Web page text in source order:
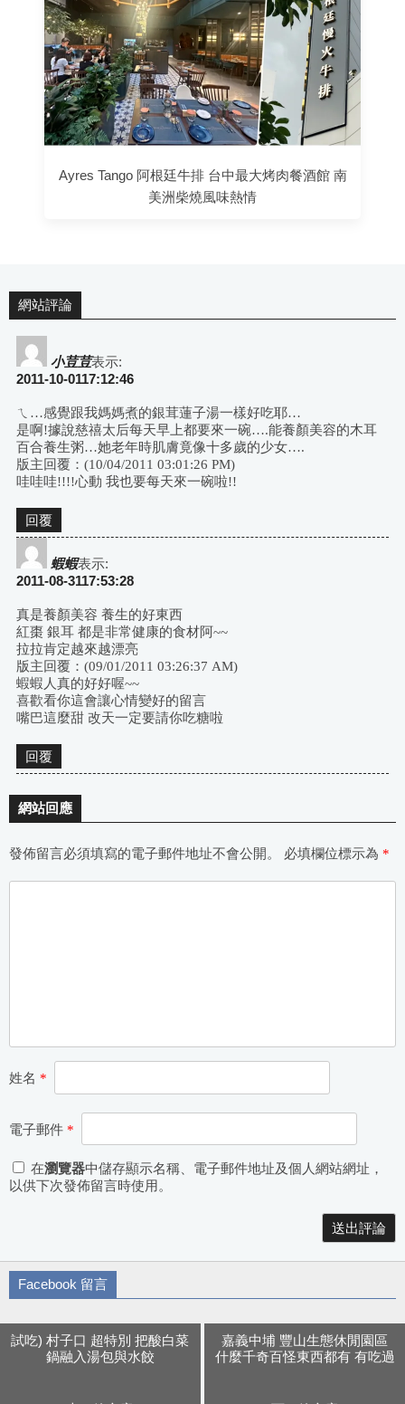
Ayres Tango 阿根廷牛排 台中最大烤肉餐酒館 南
美洲柴燒風味熱情
網站評論
小荳荳表示:
2011-10-0117:12:46
ㄟ…感覺跟我媽媽煮的銀茸蓮子湯一樣好吃耶…
是啊!據說慈禧太后每天早上都要來一碗….能養顏美容的木耳
百合養生粥…她老年時肌膚竟像十多歲的少女….
版主回覆：(10/04/2011 03:01:26 PM)
哇哇哇!!!!心動 我也要每天來一碗啦!!
回覆
蝦蝦表示:
2011-08-3117:53:28
真是養顏美容 養生的好東西
紅棗 銀耳 都是非常健康的食材阿~~
拉拉肯定越來越漂亮
版主回覆：(09/01/2011 03:26:37 AM)
蝦蝦人真的好好喔~~
喜歡看你這會讓心情變好的留言
嘴巴這麼甜 改天一定要請你吃糖啦
回覆
網站回應
發佈留言必須填寫的電子郵件地址不會公開。 必填欄位標示為 *
姓名 *
電子郵件 *
在瀏覽器中儲存顯示名稱、電子郵件地址及個人網站網址，
以供下次發佈留言時使用。
Facebook 留言
試吃) 村子口 超特別 把酸白菜
鍋融入湯包與水餃
嘉義中埔 豐山生態休閒園區
什麼千奇百怪東西都有 有吃過